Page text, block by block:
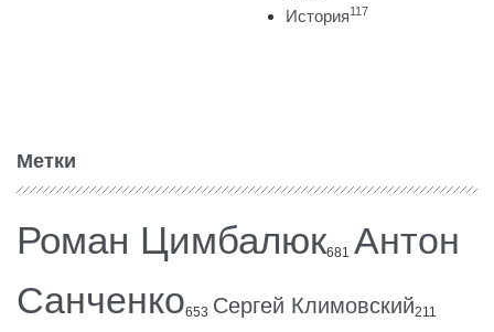
История117
Метки
Роман Цимбалюк681 Антон
Санченко653 Сергей Климовский211